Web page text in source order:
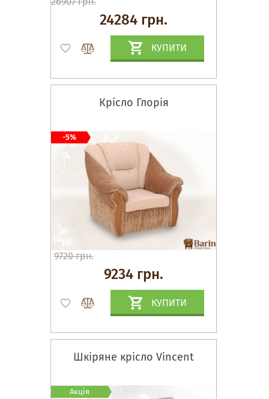
24284 грн.
КУПИТИ
Крісло Глорія
9720 грн.
9234 грн.
КУПИТИ
-5%
Шкіряне крісло Vincent
Акція